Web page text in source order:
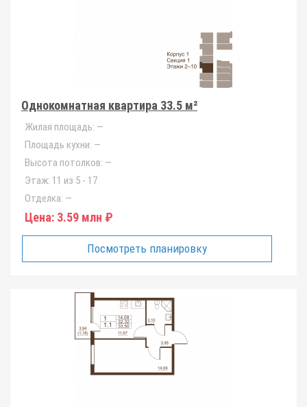
Однокомнатная квартира 33.5 м²
Жилая площадь: —
Площадь кухни: —
Высота потолков: —
Этаж: 11 из 5 - 17
Отделка: —
Цена: 3.59 млн ₽
Посмотреть планировку